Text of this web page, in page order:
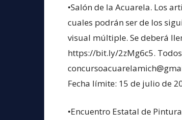
•Salón de la Acuarela. Los
cuales podrán ser de los
visual múltiple. Se deberá
https://bit.ly/2zMg6c5.
Fecha límite: 15 de julio de
•Encuentro Estatal de